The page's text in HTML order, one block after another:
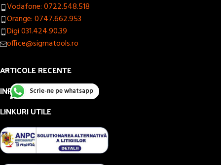
Vodafone: 0722.548.518
Orange: 0747.662.953
Digi 031.424.90.39
office@sigmatools.ro
ARTICOLE RECENTE
INFORMAȚII UTILE
LINKURI UTILE
Scrie-ne pe whatsapp